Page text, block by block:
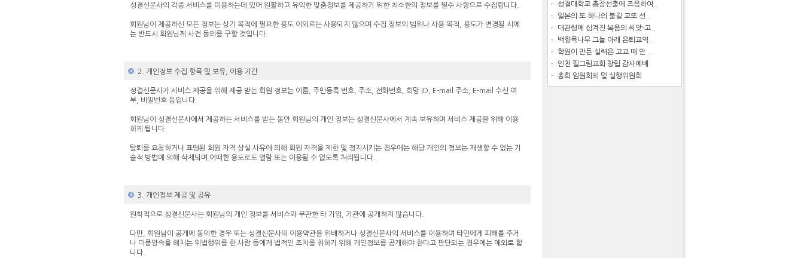
성결신문사의 각종 서비스를 이용하는데 있어 원활하고 유익한 맞춤정보를 제공하기 위한 최소한의 정보를 필수 사항으로 수집합니다.
회원님이 제공하신 모든 정보는 상기 목적에 필요한 용도 이외로는 사용되지 않으며 수집 정보의 범위나 사용 목적, 용도가 변경될 시에
는 반드시 회원님께 사전 동의를 구할 것입니다.
2. 개인정보 수집 항목 및 보유, 이용 기간
성결신문사가 서비스 제공을 위해 제공 받는 회원 정보는 이름, 주민등록 번호, 주소, 전화번호, 희망 ID, E-mail 주소, E-mail 수신 여
부, 비밀번호 등입니다.
회원님이 성결신문사에서 제공하는 서비스를 받는 동안 회원님의 개인 정보는 성결신문사에서 계속 보유하며 서비스 제공을 위해 이용
하게 됩니다.
탈퇴를 요청하거나 표명된 회원 자격 상실 사유에 의해 회원 자격을 제한 및 정지시키는 경우에는 해당 개인의 정보는 재생할 수 없는 기
술적 방법에 의해 삭제되며 어떠한 용도로도 열람 또는 이용될 수 없도록 처리됩니다.
3. 개인정보 제공 및 공유
원칙적으로 성결신문사는 회원님의 개인 정보를 서비스와 무관한 타 기업, 기관에 공개하지 않습니다.
다만, 회원님이 공개에 동의한 경우 또는 성결신문사의 이용약관을 위배하거나 성결신문사의 서비스를 이용하여 타인에게 피해를 주거
나 미풍양속을 해치는 위법행위를 한 사람 등에게 법적인 조치를 취하기 위해 개인정보를 공개해야 한다고 판단되는 경우에는 예외로 합
니다.
성결대학교 총장선출에 즈음하여..
일본의 또 하나의 불길 교또 선..
대관령에 심겨진 복음의 씨앗-고..
백향목나무 그늘 아래 은퇴교역..
학원이 만든 실력은 고교 때 안 ..
인천 필그림교회 창립 감사예배
총회 임원회의 및 실행위원회